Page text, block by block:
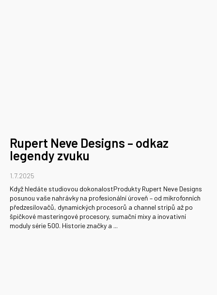
Rupert Neve Designs – odkaz
legendy zvuku
1.7.2025
Když hledáte studiovou dokonalostProdukty Rupert Neve Designs
posunou vaše nahrávky na profesionální úroveň – od mikrofonních
předzesilovačů, dynamických procesorů a channel stripů až po
špičkové masteringové procesory, sumační mixy a inovativní
moduly série 500. Historie značky a ...